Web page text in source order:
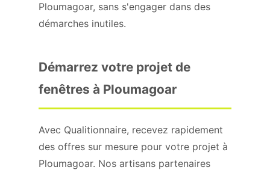
Ploumagoar, sans s'engager dans des
démarches inutiles.
Démarrez votre projet de
fenêtres à Ploumagoar
Avec Qualitionnaire, recevez rapidement
des offres sur mesure pour votre projet à
Ploumagoar. Nos artisans partenaires